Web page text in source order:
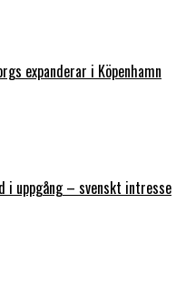
expanderar i Köpenhamn
i uppgång – svenskt intresse